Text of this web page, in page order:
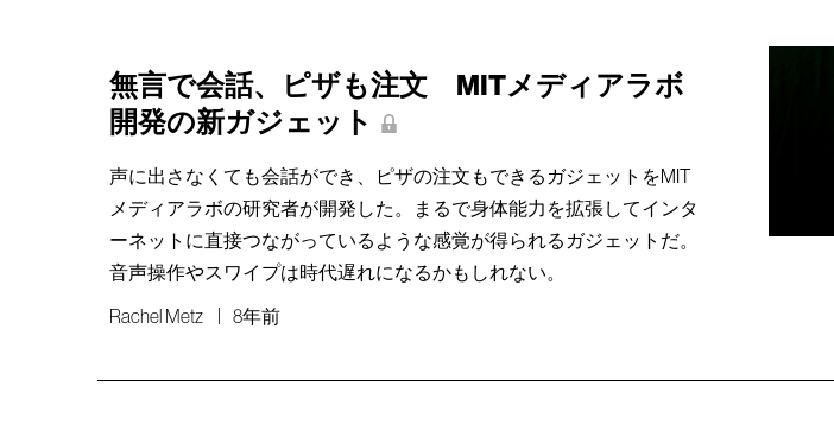
無言で会話、ピザも注文 MITメディアラボ
開発の新ガジェット
声に出さなくても会話ができ、ピザの注文もできるガジェットをMIT
メディアラボの研究者が開発した。まるで身体能力を拡張してインタ
ーネットに直接つながっているような感覚が得られるガジェットだ。
音声操作やスワイプは時代遅れになるかもしれない。
Rachel Metz 8年前